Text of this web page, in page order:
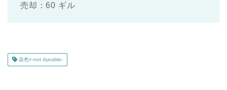
売却：60 ギル
染色×-not dyeable-